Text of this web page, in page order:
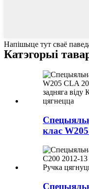
Напішыце тут сваё
Катэгорыі
клас